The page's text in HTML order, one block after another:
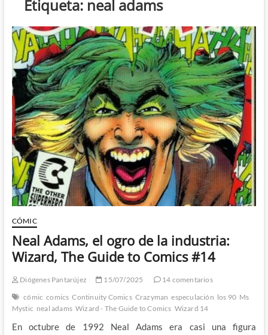
Etiqueta: neal adams
CÓMIC
Neal Adams, el ogro de la industria:
Wizard, The Guide to Comics #14
Diógenes Pantarújez 15/07/2025
14 comentarios
cómic comics Continuity Comics Crazyman especulación los 90 Ms
Mystic neal adams Wizard - The Guide to Comics Wizard 14
En octubre de 1992 Neal Adams era casi una figura